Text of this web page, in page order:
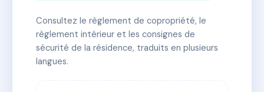
✓ Immatriculée 🏠 21 lots 🏗 1 bâtiment(s)
📞 Contacter Syndic Digital
Consultez le règlement de copropriété, le
règlement intérieur et les consignes de
sécurité de la résidence, traduits en plusieurs
langues.